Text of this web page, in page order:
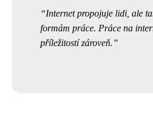
Internet propojuje lidi, ale
formám práce. Práce na
příležitostí zároveň.